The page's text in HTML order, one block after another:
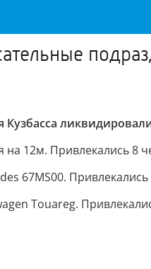
Кузбасса
12м. Привлекались 8
67MS00.
Touareg.